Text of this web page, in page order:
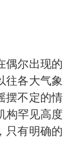
偶尔出现的
往各大气象
摆不定的情
构罕见高度
只有明确的